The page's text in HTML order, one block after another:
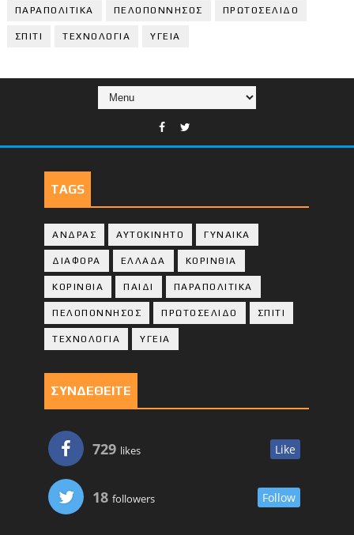
ΠΑΡΑΠΟΛΙΤΙΚΑ ΠΕΛΟΠΟΝΝΗΣΟΣ ΠΡΩΤΟΣΕΛΙΔΟ
ΣΠΙΤΙ ΤΕΧΝΟΛΟΓΙΑ ΥΓΕΙΑ
TAGS
ΑΝΔΡΑΣ ΑΥΤΟΚΙΝΗΤΟ ΓΥΝΑΙΚΑ
ΔΙΑΦΟΡΑ ΕΛΛΑΔΑ ΚΟΡΙΝΘΙΑ
ΚΟΡΙΝΘΙA ΠΑΙΔΙ ΠΑΡΑΠΟΛΙΤΙΚΑ
ΠΕΛΟΠΟΝΝΗΣΟΣ ΠΡΩΤΟΣΕΛΙΔΟ ΣΠΙΤΙ
ΤΕΧΝΟΛΟΓΙΑ ΥΓΕΙΑ
ΣΥΝΔΕΘΕΙΤΕ
729 likes Like
18 followers Follow